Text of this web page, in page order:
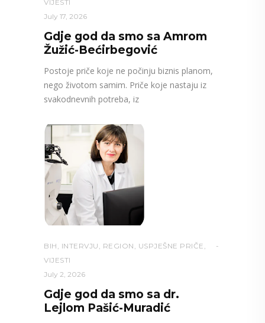
VIJESTI
July 17, 2026
Gdje god da smo sa Amrom
Žužić-Bećirbegović
Postoje priče koje ne počinju biznis planom,
nego životom samim. Priče koje nastaju iz
svakodnevnih potreba, iz
BIH , INTERVJU , REGION , USPJEŠNE PRIČE ,
VIJESTI
July 2, 2026
Gdje god da smo sa dr.
Lejlom Pašić-Muradić